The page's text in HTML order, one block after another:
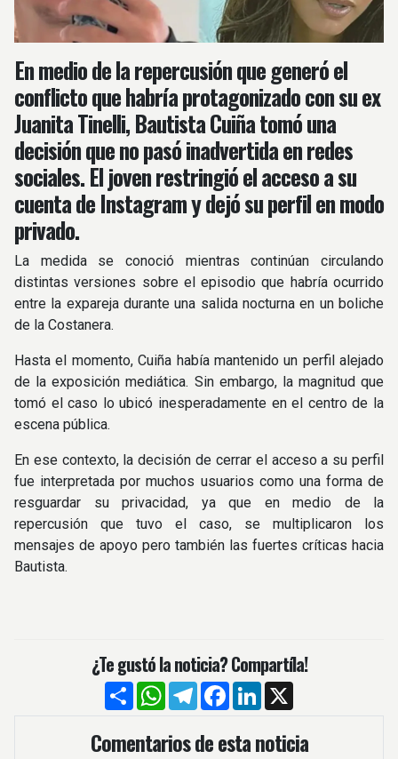
En medio de la repercusión que generó el
conflicto que habría protagonizado con su ex
Juanita Tinelli, Bautista Cuiña tomó una
decisión que no pasó inadvertida en redes
sociales. El joven restringió el acceso a su
cuenta de Instagram y dejó su perfil en modo
privado.
La medida se conoció mientras continúan circulando
distintas versiones sobre el episodio que habría ocurrido
entre la expareja durante una salida nocturna en un boliche
de la Costanera.
Hasta el momento, Cuiña había mantenido un perfil alejado
de la exposición mediática. Sin embargo, la magnitud que
tomó el caso lo ubicó inesperadamente en el centro de la
escena pública.
En ese contexto, la decisión de cerrar el acceso a su perfil
fue interpretada por muchos usuarios como una forma de
resguardar su privacidad, ya que en medio de la
repercusión que tuvo el caso, se multiplicaron los
mensajes de apoyo pero también las fuertes críticas hacia
Bautista.
¿Te gustó la noticia? Compartíla!
CompartirWhatsApp
TelegramFacebook
LinkedIn
Comentarios de esta noticia